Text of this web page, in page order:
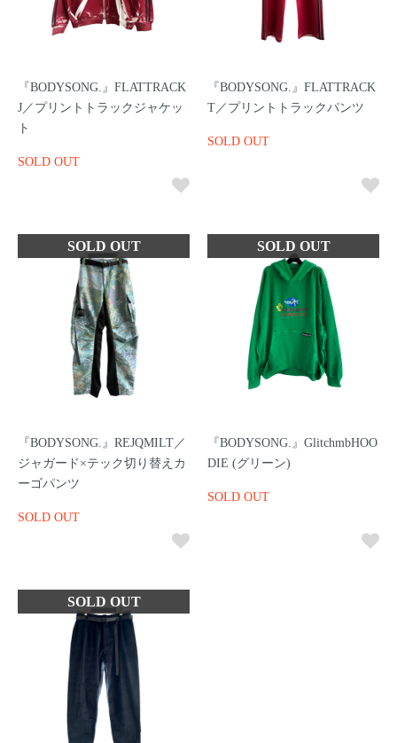
『BODYSONG.』FLATTRACK
J／プリントトラックジャケッ
ト
SOLD OUT
『BODYSONG.』FLATTRACK
T／プリントトラックパンツ
SOLD OUT
『BODYSONG.』REJQMILT／
ジャガード×テック切り替えカ
ーゴパンツ
SOLD OUT
『BODYSONG.』GlitchmbHOO
DIE (グリーン)
SOLD OUT